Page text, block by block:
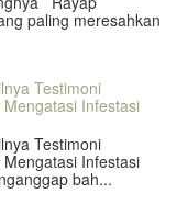
paling meresahkan
Testimoni
Infestasi
Testimoni
Infestasi
bah...